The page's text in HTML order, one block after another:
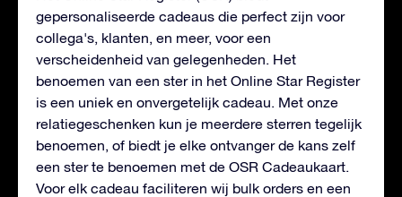
gepersonaliseerde cadeaus die perfect zijn voor
collega's, klanten, en meer, voor een
verscheidenheid van gelegenheden. Het
benoemen van een ster in het Online Star Register
is een uniek en onvergetelijk cadeau. Met onze
relatiegeschenken kun je meerdere sterren tegelijk
benoemen, of biedt je elke ontvanger de kans zelf
een ster te benoemen met de OSR Cadeaukaart.
Voor elk cadeau faciliteren wij bulk orders en een